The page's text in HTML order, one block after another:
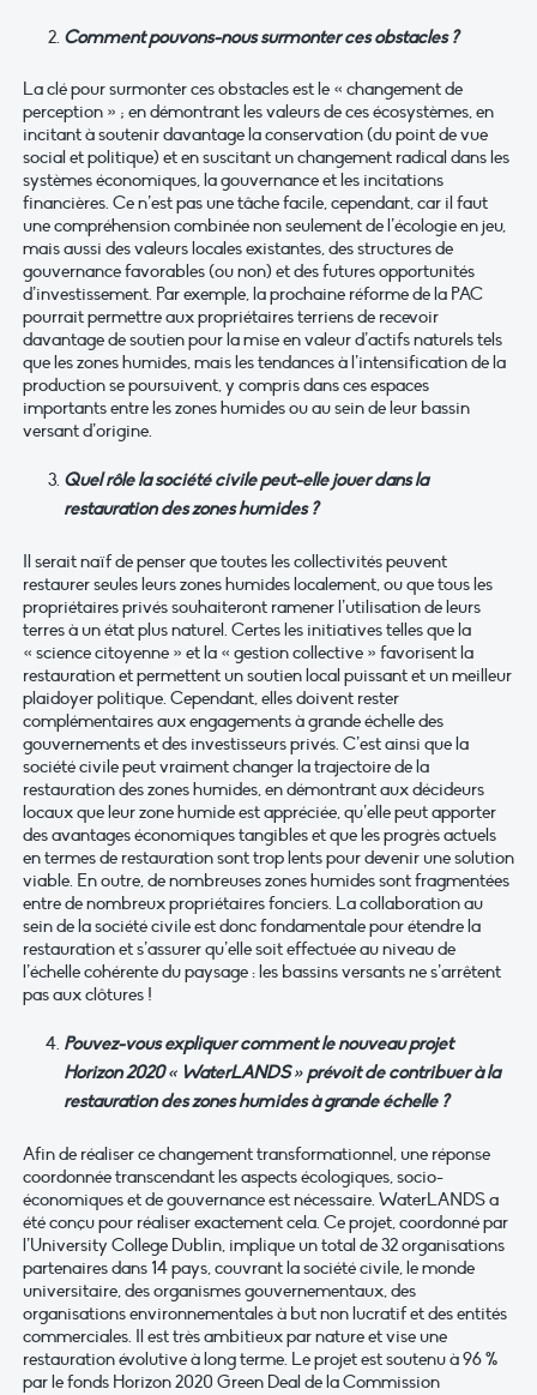
Comment pouvons-nous surmonter ces obstacles ?
La clé pour surmonter ces obstacles est le « changement de
perception » ; en démontrant les valeurs de ces écosystèmes, en
incitant à soutenir davantage la conservation (du point de vue
social et politique) et en suscitant un changement radical dans les
systèmes économiques, la gouvernance et les incitations
financières. Ce n’est pas une tâche facile, cependant, car il faut
une compréhension combinée non seulement de l’écologie en jeu,
mais aussi des valeurs locales existantes, des structures de
gouvernance favorables (ou non) et des futures opportunités
d’investissement. Par exemple, la prochaine réforme de la PAC
pourrait permettre aux propriétaires terriens de recevoir
davantage de soutien pour la mise en valeur d’actifs naturels tels
que les zones humides, mais les tendances à l’intensification de la
production se poursuivent, y compris dans ces espaces
importants entre les zones humides ou au sein de leur bassin
versant d’origine.
Quel rôle la société civile peut-elle jouer dans la
restauration des zones humides ?
Il serait naïf de penser que toutes les collectivités peuvent
restaurer seules leurs zones humides localement, ou que tous les
propriétaires privés souhaiteront ramener l’utilisation de leurs
terres à un état plus naturel. Certes les initiatives telles que la
« science citoyenne » et la « gestion collective » favorisent la
restauration et permettent un soutien local puissant et un meilleur
plaidoyer politique. Cependant, elles doivent rester
complémentaires aux engagements à grande échelle des
gouvernements et des investisseurs privés. C’est ainsi que la
société civile peut vraiment changer la trajectoire de la
restauration des zones humides, en démontrant aux décideurs
locaux que leur zone humide est appréciée, qu’elle peut apporter
des avantages économiques tangibles et que les progrès actuels
en termes de restauration sont trop lents pour devenir une solution
viable. En outre, de nombreuses zones humides sont fragmentées
entre de nombreux propriétaires fonciers. La collaboration au
sein de la société civile est donc fondamentale pour étendre la
restauration et s’assurer qu’elle soit effectuée au niveau de
l’échelle cohérente du paysage : les bassins versants ne s’arrêtent
pas aux clôtures !
Pouvez-vous expliquer comment le nouveau projet
Horizon 2020 « WaterLANDS » prévoit de contribuer à la
restauration des zones humides à grande échelle ?
Afin de réaliser ce changement transformationnel, une réponse
coordonnée transcendant les aspects écologiques, socio-
économiques et de gouvernance est nécessaire. WaterLANDS a
été conçu pour réaliser exactement cela. Ce projet, coordonné par
l’University College Dublin, implique un total de 32 organisations
partenaires dans 14 pays, couvrant la société civile, le monde
universitaire, des organismes gouvernementaux, des
organisations environnementales à but non lucratif et des entités
commerciales. Il est très ambitieux par nature et vise une
restauration évolutive à long terme. Le projet est soutenu à 96 %
par le fonds Horizon 2020 Green Deal de la Commission